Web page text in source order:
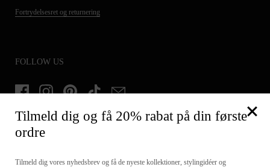
Fortrydelsesret og returnering
FOLLOW US
TILMELD DIG OG FÅ 20% PÅ DIN FØRSTE ORDRE
Tilmeld dig og få 20% rabat på din første
ordre
Tilmeld dig vores nyhedsbrev og få de nyeste kollektioner, stylingidéer og